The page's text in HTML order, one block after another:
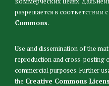
разрешается в соответствии
Commons.
Use and dissemination of the
reproduction and cross-posting
commercial purposes. Further
the Creative Commons